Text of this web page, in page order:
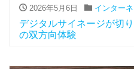
2026年5月6日 インターネ
デジタルサイネージが切
の双方向体験